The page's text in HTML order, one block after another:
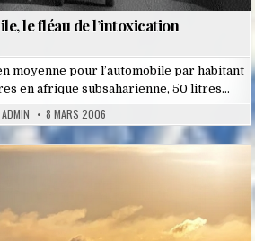
le fléau de l’intoxication
moyenne pour l’automobile par habitant
en afrique subsaharienne, 50 litres…
ADMIN 8 MARS 2006